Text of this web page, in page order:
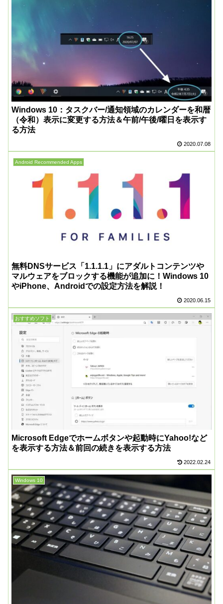
Windows 10：タスクバー/通知領域のカレンダーを和暦
（令和）表示に変更する方法＆午前/午後/曜日を表示す
る方法
2020.07.08
Android Recommended Apps
無料DNSサービス「1.1.1.1」にアダルトコンテンツや
マルウェアをブロックする機能が追加に！Windows 10
やiPhone、Androidでの設定方法を解説！
2020.06.15
おすすめソフト
Microsoft Edgeでホームボタンや起動時にYahoo!など
を表示する方法＆前回の続きを表示する方法
2022.02.24
Windows 10